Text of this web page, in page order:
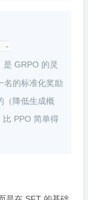
-
是 GRPO 的灵
的标准化奖励
（降低生成概
比 PPO 简单得